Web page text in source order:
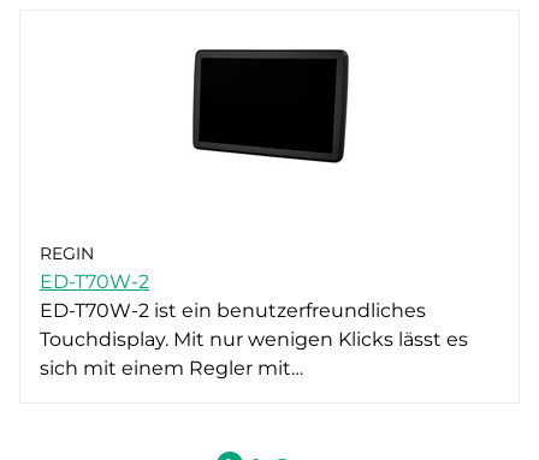
REGIN
ED-T70W-2
ED-T70W-2 ist ein benutzerfreundliches
Touchdisplay. Mit nur wenigen Klicks lässt es
sich mit einem Regler mit…